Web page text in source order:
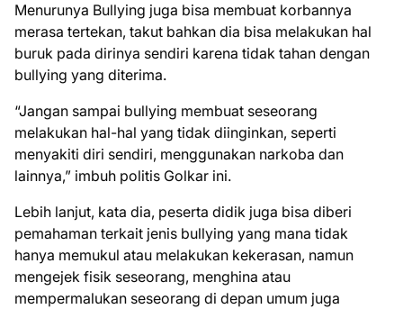
Menurunya Bullying juga bisa membuat korbannya
merasa tertekan, takut bahkan dia bisa melakukan hal
buruk pada dirinya sendiri karena tidak tahan dengan
bullying yang diterima.
“Jangan sampai bullying membuat seseorang
melakukan hal-hal yang tidak diinginkan, seperti
menyakiti diri sendiri, menggunakan narkoba dan
lainnya,” imbuh politis Golkar ini.
Lebih lanjut, kata dia, peserta didik juga bisa diberi
pemahaman terkait jenis bullying yang mana tidak
hanya memukul atau melakukan kekerasan, namun
mengejek fisik seseorang, menghina atau
mempermalukan seseorang di depan umum juga